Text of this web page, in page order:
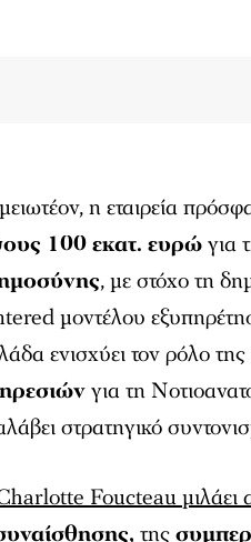
η εταιρεία
100 εκατ. ευρώγια
, µε στόχο τη
µοντέλου
ενισχύει τον ρόλο
για τη
στρατηγικό
Foucteau μιλάει
της